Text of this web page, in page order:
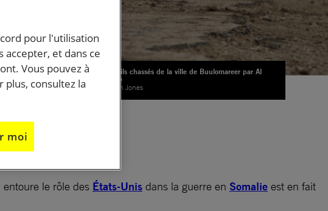
Des civils chassés de la ville de Buulomareer par Al
Shabab
© Tobin Jones
de
frappes
le rôle des États-Unis dans la guerre en Somalie est en fait
pour l'utilisation
accepter, et dans ce
Vous pouvez à
consultez la
moi